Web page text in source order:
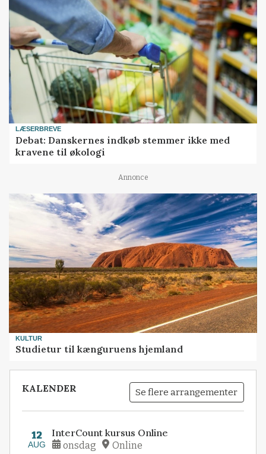
LÆSERBREVE
Debat: Danskernes indkøb stemmer ikke med
kravene til økologi
Annonce
KULTUR
Studietur til kænguruens hjemland
KALENDER Se flere arrangementer
12
AUG
InterCount kursus Online
onsdag Online